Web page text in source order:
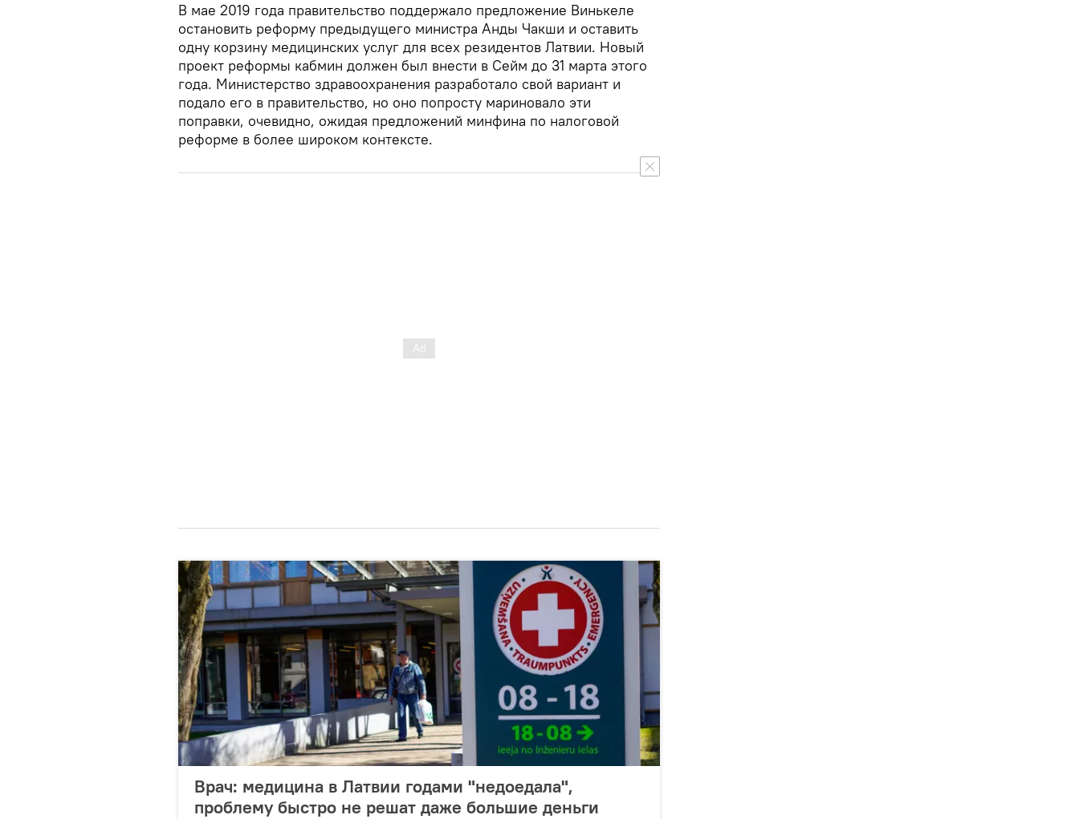
В мае 2019 года правительство поддержало предложение Винькеле
остановить реформу предыдущего министра Анды Чакши и оставить
одну корзину медицинских услуг для всех резидентов Латвии. Новый
проект реформы кабмин должен был внести в Сейм до 31 марта этого
года. Министерство здравоохранения разработало свой вариант и
подало его в правительство, но оно попросту мариновало эти
поправки, очевидно, ожидая предложений минфина по налоговой
реформе в более широком контексте.
Врач: медицина в Латвии годами "недоедала",
проблему быстро не решат даже большие деньги